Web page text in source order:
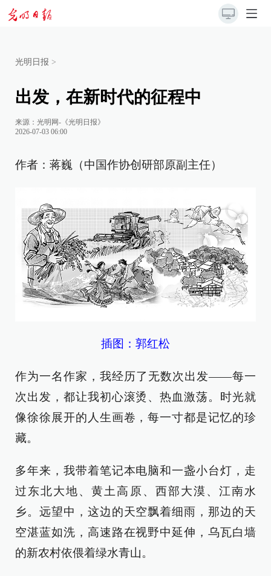
光明日报 >
出发，在新时代的征程中
来源： 光明网-《光明日报》
2026-07-03 06:00
作者：蒋巍（中国作协创研部原副主任）
插图：郭红松
作为一名作家，我经历了无数次出发——每一
次出发，都让我初心滚烫、热血激荡。时光就
像徐徐展开的人生画卷，每一寸都是记忆的珍
藏。
多年来，我带着笔记本电脑和一盏小台灯，走
过东北大地、黄土高原、西部大漠、江南水
乡。远望中，这边的天空飘着细雨，那边的天
空湛蓝如洗，高速路在视野中延伸，乌瓦白墙
的新农村依偎着绿水青山。